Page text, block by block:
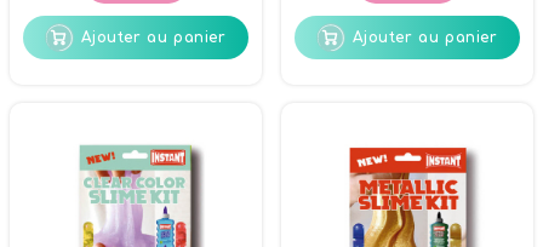
Ajouter au panier Ajouter au panier